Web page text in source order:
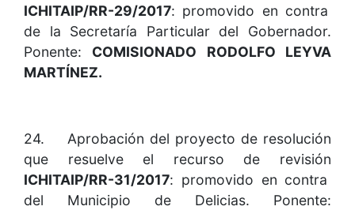
ICHITAIP/RR-29/2017: promovido en contra
de la Secretaría Particular del Gobernador.
Ponente: COMISIONADO RODOLFO LEYVA
MARTÍNEZ.
24. Aprobación del proyecto de resolución
que resuelve el recurso de revisión
ICHITAIP/RR-31/2017: promovido en contra
del Municipio de Delicias. Ponente: